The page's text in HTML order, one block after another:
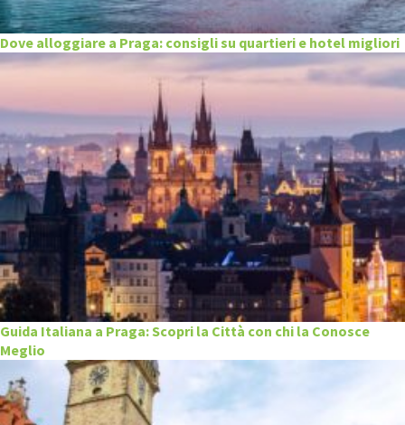
Dove alloggiare a Praga: consigli su quartieri e hotel migliori
Guida Italiana a Praga: Scopri la Città con chi la Conosce
Meglio